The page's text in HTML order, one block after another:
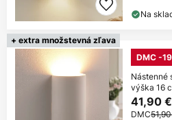
Na
+ extra množstevná zľava
DMC -
Nástenné
výška 16
41,90 €
DMC